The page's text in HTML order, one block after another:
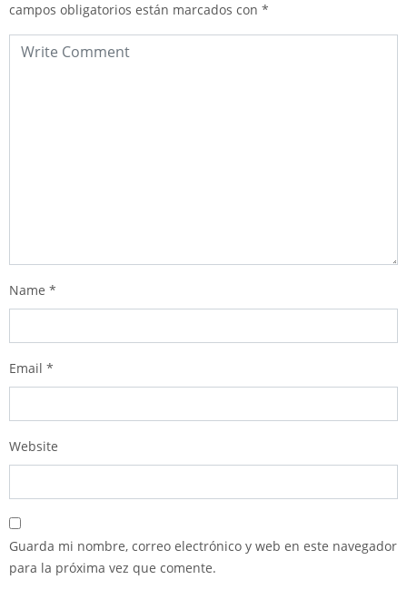
campos obligatorios están marcados con *
Name *
Email *
Website
Guarda mi nombre, correo electrónico y web en este navegador
para la próxima vez que comente.